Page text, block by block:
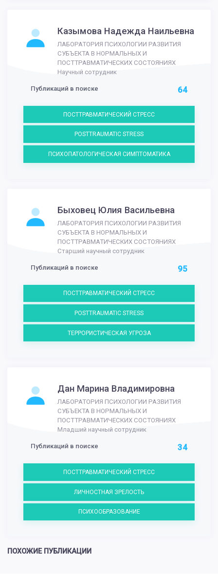
Казымова Надежда Наильевна
ЛАБОРАТОРИЯ ПСИХОЛОГИИ РАЗВИТИЯ
СУБЪЕКТА В НОРМАЛЬНЫХ И
ПОСТТРАВМАТИЧЕСКИХ СОСТОЯНИЯХ
Научный сотрудник
Публикаций в поиске 64
ПОСТТРАВМАТИЧЕСКИЙ СТРЕСС
POSTTRAUMATIC STRESS
ПСИХОПАТОЛОГИЧЕСКАЯ СИМПТОМАТИКА
Быховец Юлия Васильевна
ЛАБОРАТОРИЯ ПСИХОЛОГИИ РАЗВИТИЯ
СУБЪЕКТА В НОРМАЛЬНЫХ И
ПОСТТРАВМАТИЧЕСКИХ СОСТОЯНИЯХ
Старший научный сотрудник
Публикаций в поиске 95
ПОСТТРАВМАТИЧЕСКИЙ СТРЕСС
POSTTRAUMATIC STRESS
ТЕРРОРИСТИЧЕСКАЯ УГРОЗА
Дан Марина Владимировна
ЛАБОРАТОРИЯ ПСИХОЛОГИИ РАЗВИТИЯ
СУБЪЕКТА В НОРМАЛЬНЫХ И
ПОСТТРАВМАТИЧЕСКИХ СОСТОЯНИЯХ
Младший научный сотрудник
Публикаций в поиске 34
ПОСТТРАВМАТИЧЕСКИЙ СТРЕСС
ЛИЧНОСТНАЯ ЗРЕЛОСТЬ
ПСИХООБРАЗОВАНИЕ
ПОХОЖИЕ ПУБЛИКАЦИИ